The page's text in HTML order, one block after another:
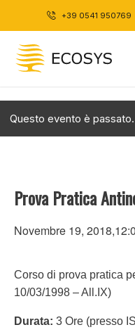
+39 0541 950769
Questo evento è passato.
Prova Pratica
Novembre 19,
Corso di prova pratica
10/03/1998 – All.IX)
Durata: 3 Ore (presso